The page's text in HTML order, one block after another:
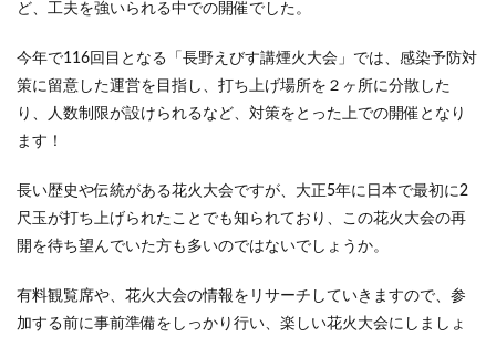
ど、工夫を強いられる中での開催でした。
今年で116回目となる「長野えびす講煙火大会」では、感染予防対
策に留意した運営を目指し、打ち上げ場所を２ヶ所に分散した
り、人数制限が設けられるなど、対策をとった上での開催となり
ます！
長い歴史や伝統がある花火大会ですが、大正5年に日本で最初に2
尺玉が打ち上げられたことでも知られており、この花火大会の再
開を待ち望んでいた方も多いのではないでしょうか。
有料観覧席や、花火大会の情報をリサーチしていきますので、参
加する前に事前準備をしっかり行い、楽しい花火大会にしましょ